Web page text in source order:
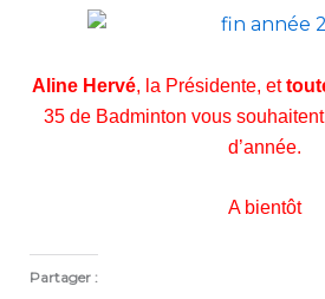
Aline Hervé, la Présidente, et
35 de Badminton vous
d’année.
A bientôt
Partager :